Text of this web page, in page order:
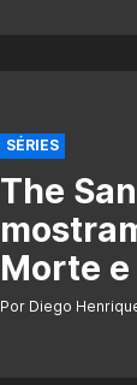
SÉRIES
The
Morte
Por Diego